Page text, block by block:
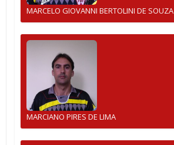
MARCELO GIOVANNI BERTOLINI DE SOUZA
MARCIANO PIRES DE LIMA